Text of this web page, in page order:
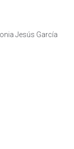
Jesús García